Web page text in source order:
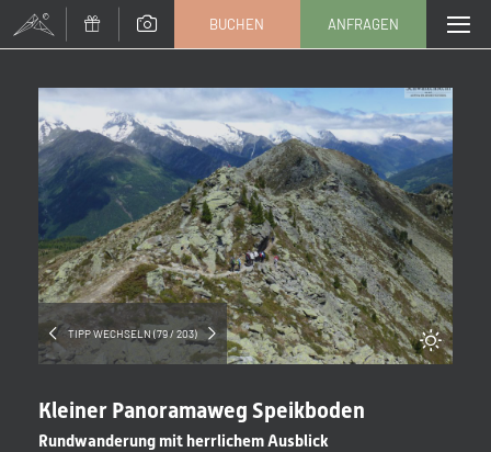
BUCHEN ANFRAGEN
TIPP WECHSELN (79 / 203)
Kleiner Panoramaweg Speikboden
Rundwanderung mit herrlichem Ausblick
Anrede
Familie Herr Frau
Vorname Nachname*
E-Mail*
*Pflichtfelder